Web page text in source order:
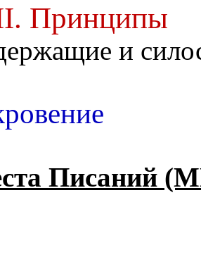
Принципы
и
Писаний